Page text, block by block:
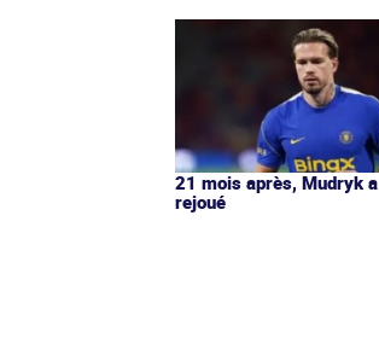
21 mois après, Mudryk a
rejoué